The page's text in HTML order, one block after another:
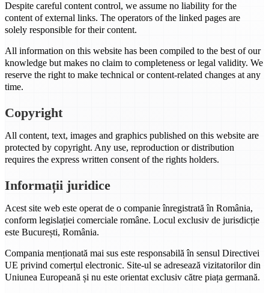
Despite careful content control, we assume no liability for the
content of external links. The operators of the linked pages are
solely responsible for their content.
All information on this website has been compiled to the best of our
knowledge but makes no claim to completeness or legal validity. We
reserve the right to make technical or content-related changes at any
time.
Copyright
All content, text, images and graphics published on this website are
protected by copyright. Any use, reproduction or distribution
requires the express written consent of the rights holders.
Informații juridice
Acest site web este operat de o companie înregistrată în România,
conform legislației comerciale române. Locul exclusiv de jurisdicție
este București, România.
Compania menționată mai sus este responsabilă în sensul Directivei
UE privind comerțul electronic. Site-ul se adresează vizitatorilor din
Uniunea Europeană și nu este orientat exclusiv către piața germană.